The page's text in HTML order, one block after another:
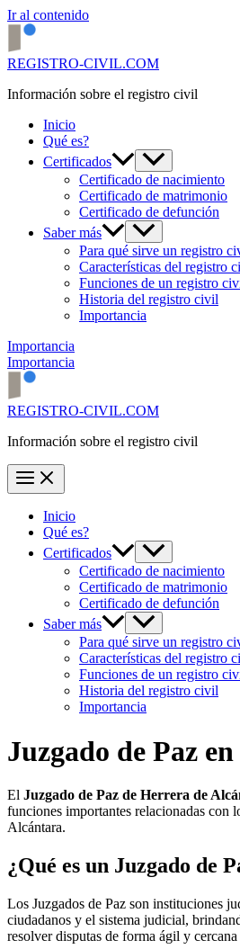
Ir al contenido
REGISTRO-CIVIL.COM
Información sobre el registro civil
Inicio
Qué es?
Certificados
Certificado de nacimiento
Certificado de matrimonio
Certificado de defunción
Saber más
Para qué sirve un registro
Características del registro
Funciones de un registro
Historia del registro civil
Importancia
Importancia
Importancia
REGISTRO-CIVIL.COM
Información sobre el registro civil
Inicio
Qué es?
Certificados
Certificado de nacimiento
Certificado de matrimonio
Certificado de defunción
Saber más
Para qué sirve un registro
Características del registro
Funciones de un registro
Historia del registro civil
Importancia
Juzgado de Paz en
El Juzgado de Paz de Herrera de
funciones importantes relacionadas con
Alcántara.
¿Qué es un Juzgado de
Los Juzgados de Paz son instituciones
ciudadanos y el sistema judicial,
resolver disputas de forma ágil y